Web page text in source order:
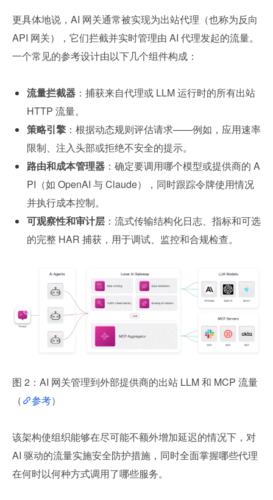
更具体地说，AI 网关通常被实现为出站代理（也称为反向
API 网关），它们拦截并实时管理由 AI 代理发起的流量。
一个常见的参考设计由以下几个组件构成：
流量拦截器 ：捕获来自代理或 LLM 运行时的所有出站
HTTP 流量。
策略引擎 ：根据动态规则评估请求——例如，应用速率
限制、注入头部或拒绝不安全的提示。
路由和成本管理器 ：确定要调用哪个模型或提供商的 A
PI（如 OpenAI 与 Claude），同时跟踪令牌使用情况
并执行成本控制。
可观察性和审计层 ：流式传输结构化日志、指标和可选
的完整 HAR 捕获，用于调试、监控和合规检查。
图 2：AI 网关管理到外部提供商的出站 LLM 和 MCP 流量
（
参考）
该架构使组织能够在尽可能不额外增加延迟的情况下，对
AI 驱动的流量实施安全防护措施，同时全面掌握哪些代理
在何时以何种方式调用了哪些服务。